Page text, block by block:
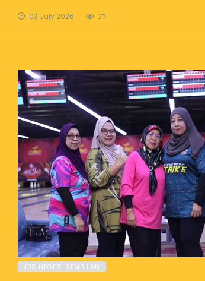
03 July 2026 27
JBS NEGERI SEMBILAN